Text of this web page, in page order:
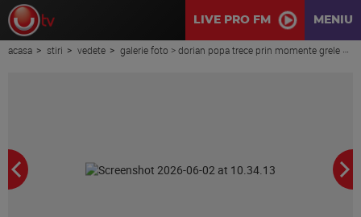
LIVE PRO FM MENIU
acasa stiri vedete galerie foto > dorian popa trece prin momente grele după moartea lui cheluțu. câinele artistului a murit chiar de ziua lui